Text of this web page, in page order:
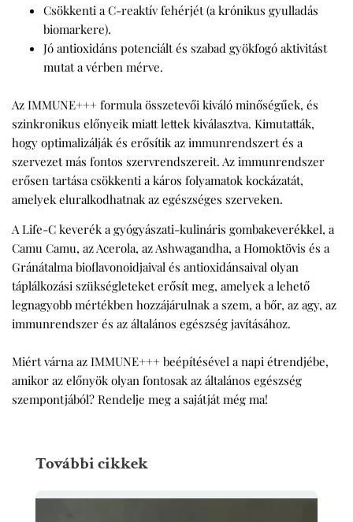
Csökkenti a C-reaktív fehérjét (a krónikus gyulladás
biomarkere).
Jó antioxidáns potenciált és szabad gyökfogó aktivitást
mutat a vérben mérve.
Az IMMUNE+++ formula összetevői kiváló minőségűek, és
szinkronikus előnyeik miatt lettek kiválasztva. Kimutatták,
hogy optimalizálják és erősítik az immunrendszert és a
szervezet más fontos szervrendszereit. Az immunrendszer
erősen tartása csökkenti a káros folyamatok kockázatát,
amelyek eluralkodhatnak az egészséges szerveken.
A Life-C keverék a gyógyászati-kulináris gombakeverékkel, a
Camu Camu, az Acerola, az Ashwagandha, a Homoktövis és a
Gránátalma bioflavonoidjaival és antioxidánsaival olyan
táplálkozási szükségleteket erősít meg, amelyek a lehető
legnagyobb mértékben hozzájárulnak a szem, a bőr, az agy, az
immunrendszer és az általános egészség javításához.
Miért várna az IMMUNE+++ beépítésével a napi étrendjébe,
amikor az előnyök olyan fontosak az általános egészség
szempontjából? Rendelje meg a sajátját még ma!
További cikkek